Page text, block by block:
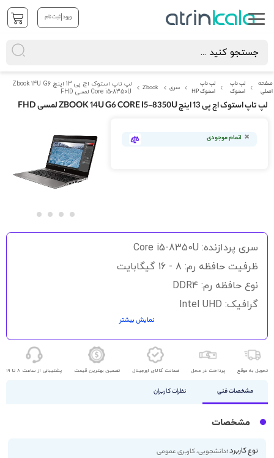
ورود|ثبت نام
صفحه
اصلی
لپ تاپ
استوک
لپ تاپ
استوک HP
سری Zbook
لپ تاپ استوک اچ پی 13 اینچ Zbook 14U G6
Core i5-8350U لمسی FHD
لپ تاپ استوک اچ پی 13 اینچ ZBOOK 14U G6 CORE I5-8350U لمسی FHD
به
انتهای
گالری
تصاویر
اتمام موجودی
سری پردازنده: Core i5-8350U
ظرفیت حافظه رم: 8 - 16 گیگابایت
نوع حافظه رم: DDR4
گرافیک: Intel UHD
اندازه صفحه نمایش: 13 اینچ
کیفیت صفحه نمایش: FHD
نمایش بیشتر
تحویل به موقع پرداخت در محل ضمانت کالای اورجینال تضمین بهترین قیمت پشتیبانی از ساعت 8 تا 19
مشخصات فنی نظرات کاربران
مشخصات
نوع کاربرد :دانشجویی، کاربری عمومی